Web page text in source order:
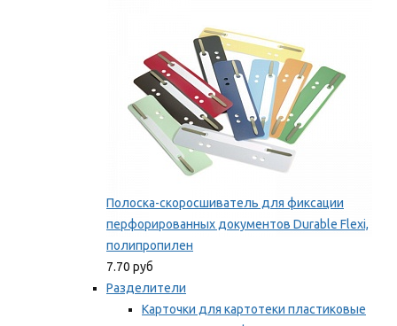
Полоска-скоросшиватель для фиксации
перфорированных документов Durable Flexi,
полипропилен
7.70 руб
Разделители
Карточки для картотеки пластиковые